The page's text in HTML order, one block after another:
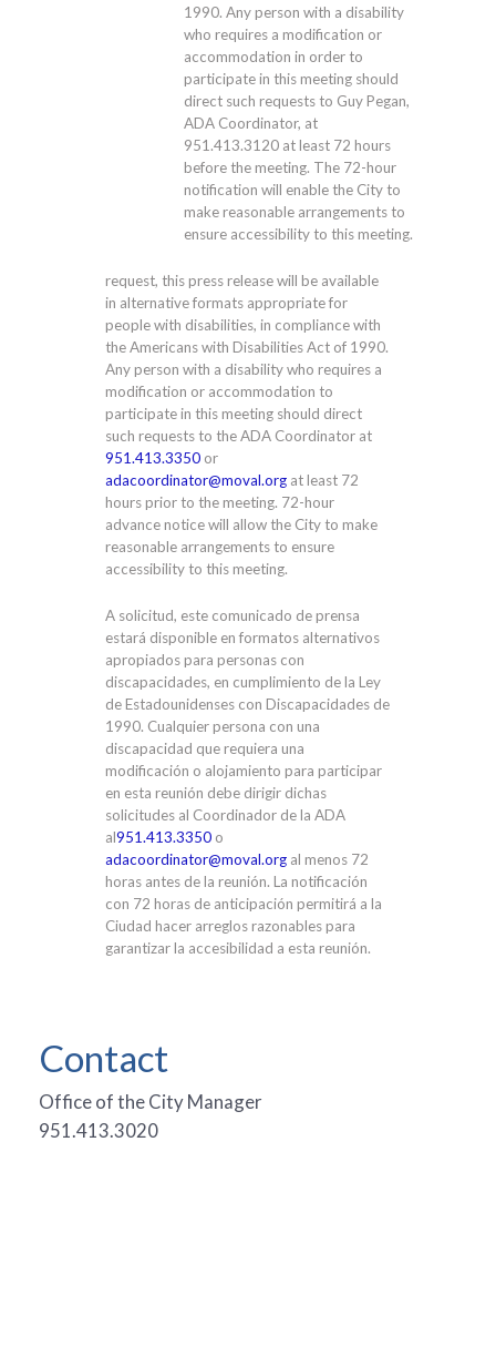
1990. Any person with a disability
who requires a modification or
accommodation in order to
participate in this meeting should
direct such requests to Guy Pegan,
ADA Coordinator, at
951.413.3120at least 72 hours
before the meeting. The 72-hour
notification will enable the City to
make reasonable arrangements to
ensure accessibility to this meeting.
request, this press release will be available
in alternative formats appropriate for
people with disabilities, in compliance with
the Americans with Disabilities Act of 1990.
Any person with a disability who requires a
modification or accommodation to
participate in this meeting should direct
such requests to the ADA Coordinator at
951.413.3350 or
adacoordinator@moval.org at least 72
hours prior to the meeting. 72-hour
advance notice will allow the City to make
reasonable arrangements to ensure
accessibility to this meeting.
A solicitud, este comunicado de prensa
estará disponible en formatos alternativos
apropiados para personas con
discapacidades, en cumplimiento de la Ley
de Estadounidenses con Discapacidades de
1990. Cualquier persona con una
discapacidad que requiera una
modificación o alojamiento para participar
en esta reunión debe dirigir dichas
solicitudes al Coordinador de la ADA
al951.413.3350 o
adacoordinator@moval.org al menos 72
horas antes de la reunión. La notificación
con 72 horas de anticipación permitirá a la
Ciudad hacer arreglos razonables para
garantizar la accesibilidad a esta reunión.
Contact
Office of the City Manager
951.413.3020